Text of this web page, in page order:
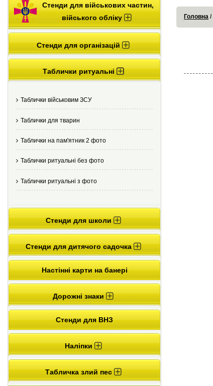
Стенди для військових частин,
війського обліку
Стенди для організацій
Таблички ритуальні
Таблички військовим ЗСУ
Таблички для тварин
Таблички на пам'ятник 2 фото
Таблички ритуальні без фото
Таблички ритуальні з фото
Стенди для школи
Стенди для дитячого садочка
Настінні карти на банері
Дорожні знаки
Стенди для ВНЗ
Наліпки
Табличка злий пес
Головна